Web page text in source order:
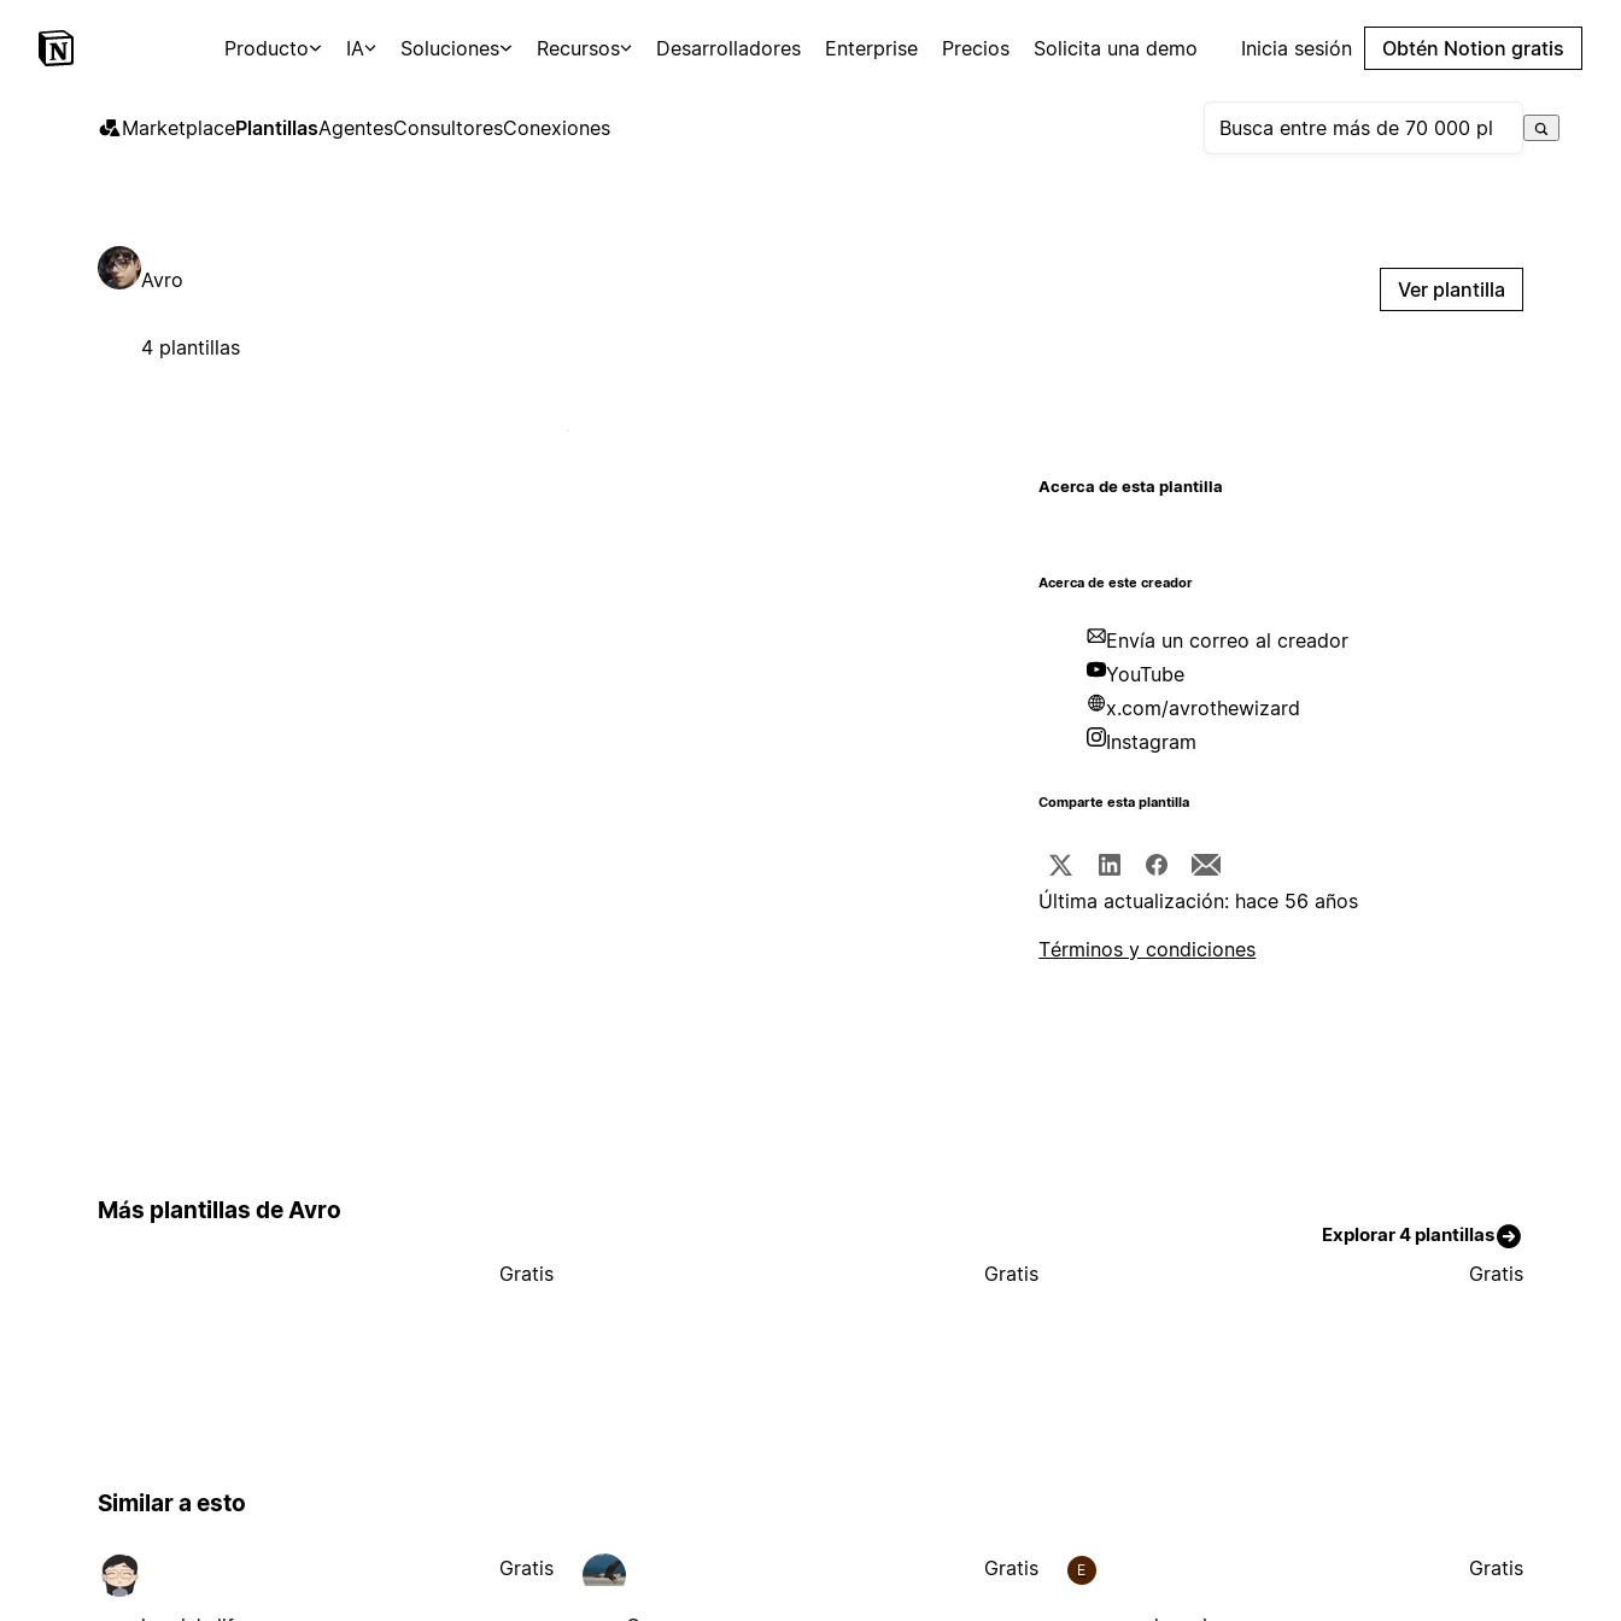
Producto IA Soluciones Recursos Desarrolladores Enterprise Precios Solicita una demo Inicia sesión Obtén Notion gratis
MarketplacePlantillasAgentesConsultoresConexiones
Avro
4 plantillas
Ver plantilla
Acerca de esta plantilla
Acerca de este creador
Envía un correo al creador
YouTube
x.com/avrothewizard
Instagram
Comparte esta plantilla
Última actualización: hace 56 años
Términos y condiciones
Más plantillas de Avro
Explorar 4 plantillas
Gratis Gratis Gratis
Similar a esto
Gratis Gratis E Gratis